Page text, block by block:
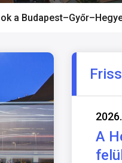
a
A